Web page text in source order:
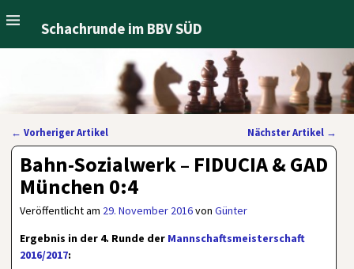
Schachrunde im BBV SÜD
Artikelnavigation
← Vorheriger Artikel Nächster Artikel →
Bahn-Sozialwerk – FIDUCIA & GAD
München 0:4
Veröffentlicht am 29. November 2016vonGünter
Ergebnis in der 4. Runde der Mannschaftsmeisterschaft
2016/2017: